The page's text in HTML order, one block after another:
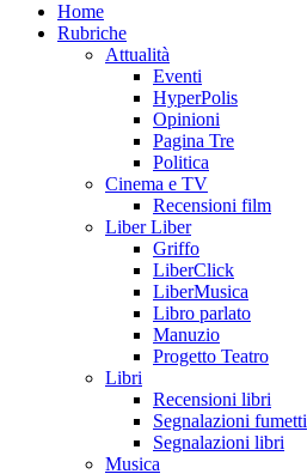
Home
Rubriche
Attualità
Eventi
HyperPolis
Opinioni
Pagina Tre
Politica
Cinema e TV
Recensioni film
Liber Liber
Griffo
LiberClick
LiberMusica
Libro parlato
Manuzio
Progetto Teatro
Libri
Recensioni libri
Segnalazioni fumetti
Segnalazioni libri
Musica